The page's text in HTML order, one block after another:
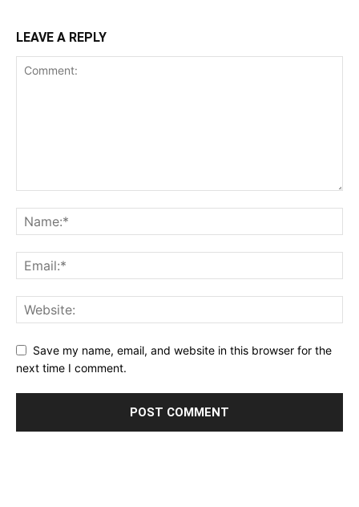
LEAVE A REPLY
Save my name, email, and website in this browser for the
next time I comment.